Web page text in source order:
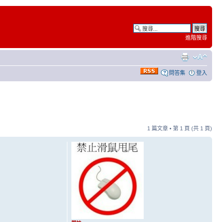
進階搜尋
問答集 登入
1 篇文章 • 第 1 頁 (共 1 頁)